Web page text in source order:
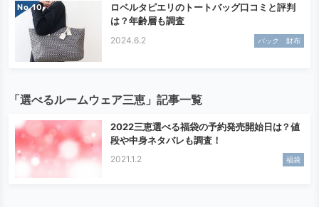
No.
ロベルタピエリのトートバッグ口コミと評判
は？年齢層も調査
2024.6.2 バック 財布
「選べるルームウェア三恵」記事一覧
2022三恵選べる福袋の予約発売開始日は？値
段や中身ネタバレも調査！
2021.1.2 福袋